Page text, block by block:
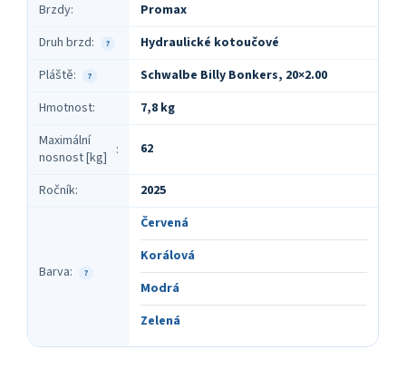
Brzdy: Promax
?
Druh brzd: Hydraulické kotoučové
?
Pláště:
Schwalbe Billy Bonkers, 20×2.00
Hmotnost:
7,8 kg
Maximální
nosnost [kg] : 62
Ročník: 2025
?
Barva:
Červená
Korálová
Modrá
Zelená